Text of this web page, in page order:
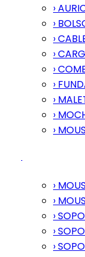
›
›
›
›
›
›
›
›
›
›
›
›
›
›